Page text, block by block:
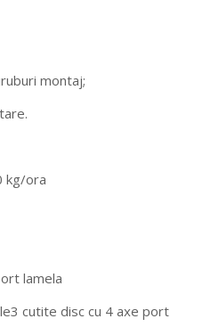
montaj;
kg/ora
lamela
3 cutite disc cu 4 axe port